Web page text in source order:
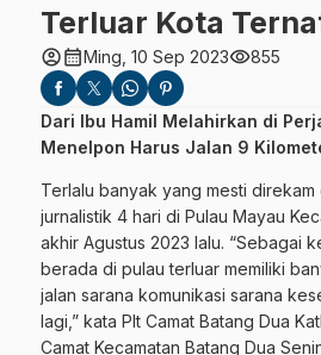
Terluar Kota
account_circlecalendar_monthMing, 10 Sep 2023visibility855
Dari Ibu Hamil Melahirkan di
Menelpon Harus Jalan 9
Terlalu banyak yang mesti direkam
jurnalistik 4 hari di Pulau Mayau
akhir Agustus 2023 lalu. “Sebagai
berada di pulau terluar memiliki
jalan sarana komunikasi sarana
lagi,” kata Plt Camat Batang Dua
Camat Kecamatan Batang Dua